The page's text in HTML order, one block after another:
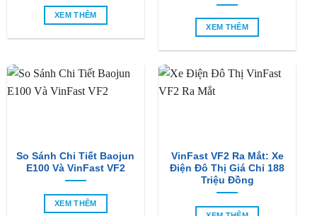
XEM THÊM
XEM THÊM
So Sánh Chi Tiết Baojun
E100 Và VinFast VF2
XEM THÊM
VinFast VF2 Ra Mắt: Xe
Điện Đô Thị Giá Chỉ 188
Triệu Đồng